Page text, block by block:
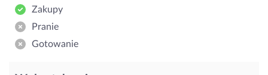
Zakupy
Pranie
Gotowanie